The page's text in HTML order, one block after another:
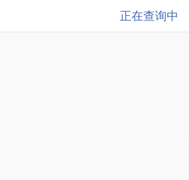
正在查询中